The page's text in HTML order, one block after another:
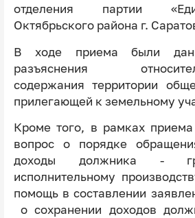
отделения партии
Октябрьского района г.
В ходе приема были
разъяснения
содержания территории
прилегающей к земельному
Кроме того, в рамках
вопрос о порядке
доходы должника -
исполнительному
помощь в составлении
о сохранении доходов